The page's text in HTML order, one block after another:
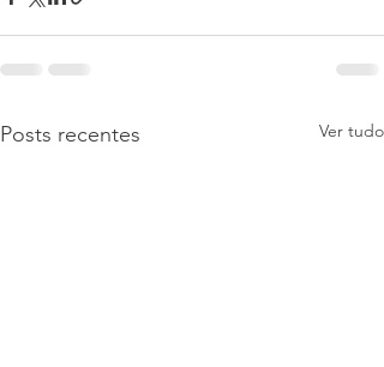
Posts recentes Ver tudo